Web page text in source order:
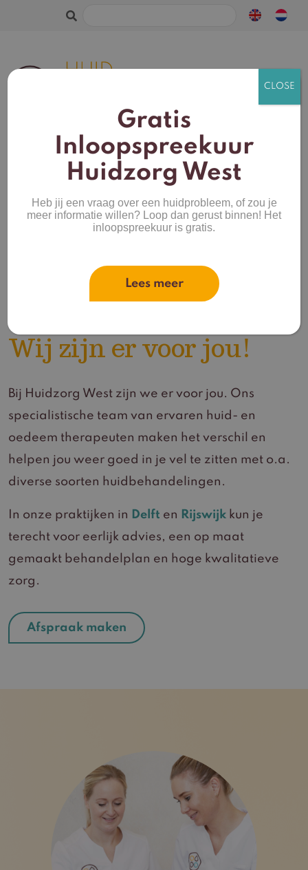
Zoeken
Wij zijn er voor jou!
Bij Huidzorg West zijn we er voor jou. Ons
specialistische team van ervaren huid- en
oedeem therapeuten maken het verschil en
helpen jou weer goed in je vel te zitten met o.a.
diverse soorten huidbehandelingen.
In onze praktijken in Delft en Rijswijk kun je
terecht voor eerlijk advies, een op maat
gemaakt behandelplan en hoge kwalitatieve
zorg.
Afspraak maken
Gratis
Inloopspreekuur
Huidzorg West
Heb jij een vraag over een huidprobleem, of zou je
meer informatie willen? Loop dan gerust binnen! Het
inloopspreekuur is gratis.
Lees meer